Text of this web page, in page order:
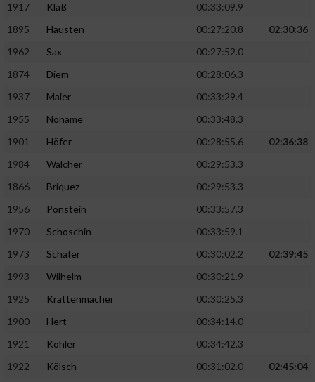
1917
Klaß
00:33:09.9
1895
Hausten 00:27:20.8
02:30:36
1962
Sax
00:27:52.0
1874
Diem
00:28:06.3
1937
Maier
00:33:29.4
1955
Noname
00:33:48.3
1901
Höfer 00:28:55.6
02:36:38
1984
Walcher
00:29:53.3
1866
Briquez
00:29:53.3
1956
Ponstein
00:33:57.3
1970
Schoschin
00:33:59.1
1973
Schäfer 00:30:02.2
02:39:45
1993
Wilhelm
00:30:21.9
1925
Krattenmacher
00:30:25.3
1900
Hert
00:34:14.0
1921
Köhler
00:34:42.3
1922
Kölsch 00:31:02.0
02:45:04